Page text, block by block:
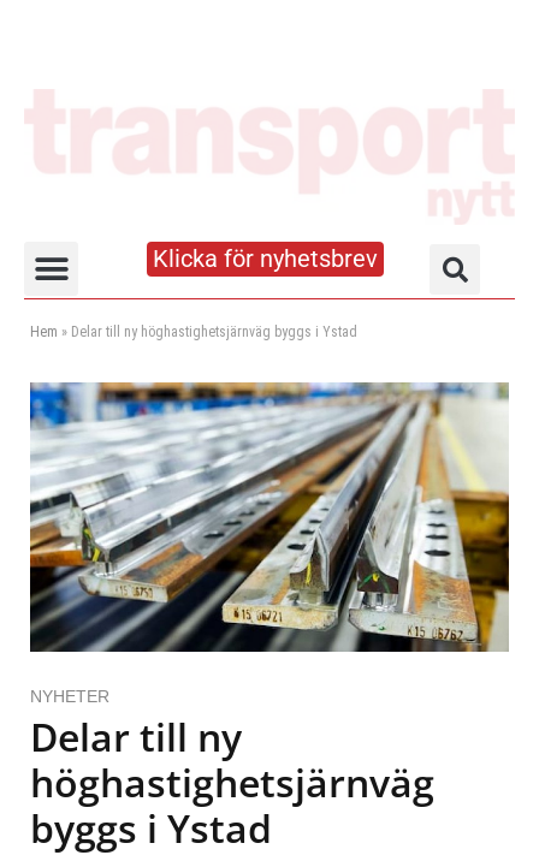
Klicka för nyhetsbrev
Hem » Delar till ny höghastighetsjärnväg byggs i Ystad
NYHETER
Delar till ny
höghastighetsjärnväg
byggs i Ystad